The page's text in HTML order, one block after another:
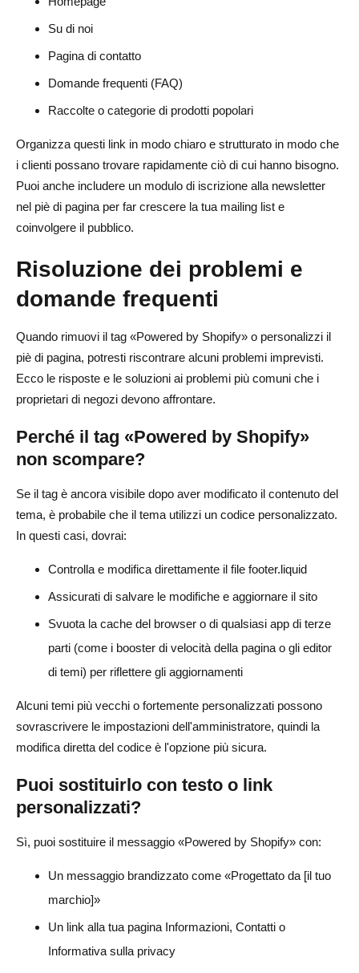
Su di noi
Pagina di contatto
Domande frequenti (FAQ)
Raccolte o categorie di prodotti popolari
Organizza questi link in modo chiaro e strutturato in modo che
i clienti possano trovare rapidamente ciò di cui hanno bisogno.
Puoi anche includere un modulo di iscrizione alla newsletter
nel piè di pagina per far crescere la tua mailing list e
coinvolgere il pubblico.
Risoluzione dei problemi e
domande frequenti
Quando rimuovi il tag «Powered by Shopify» o personalizzi il
piè di pagina, potresti riscontrare alcuni problemi imprevisti.
Ecco le risposte e le soluzioni ai problemi più comuni che i
proprietari di negozi devono affrontare.
Perché il tag «Powered by Shopify»
non scompare?
Se il tag è ancora visibile dopo aver modificato il contenuto del
tema, è probabile che il tema utilizzi un codice personalizzato.
In questi casi, dovrai:
Controlla e modifica direttamente il file footer.liquid
Assicurati di salvare le modifiche e aggiornare il sito
Svuota la cache del browser o di qualsiasi app di terze
parti (come i booster di velocità della pagina o gli editor
di temi) per riflettere gli aggiornamenti
Alcuni temi più vecchi o fortemente personalizzati possono
sovrascrivere le impostazioni dell'amministratore, quindi la
modifica diretta del codice è l'opzione più sicura.
Puoi sostituirlo con testo o link
personalizzati?
Sì, puoi sostituire il messaggio «Powered by Shopify» con:
Un messaggio brandizzato come «Progettato da [il tuo
marchio]»
Un link alla tua pagina Informazioni, Contatti o
Informativa sulla privacy